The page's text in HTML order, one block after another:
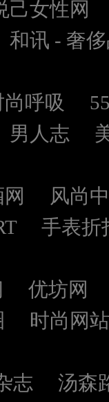
己女性网
和讯 - 奢
呼吸
男人志
风尚
手表折
优坊网
时尚网站
志
汤森